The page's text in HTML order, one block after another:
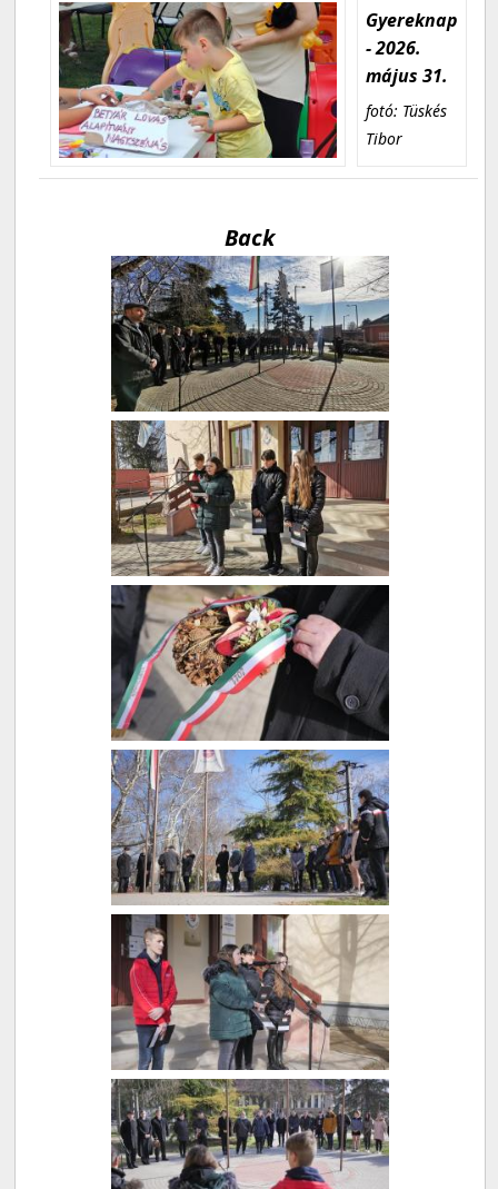
Gyereknap
- 2026.
május 31.
fotó: Tüskés
Tibor
Back